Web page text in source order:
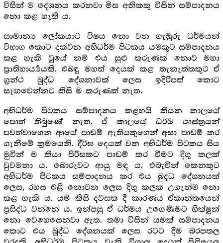
විසින් ම දේශනය කරනවා මිස අනිකකු විසින් සම්පාදනය
නො කළ හැකි ය.
සාමාන්‍ය ලෝකයාට විෂය නො වන ගැඹුරු ධර්මයන්
විභාග කොට දක්වන අභිධර්ම පිටකය යමකුට සම්පාදනය
කළ හැකි වූයේ නම් එය සුළු කරුණක් නොව මහා
ප්‍රාතිහාර්‍ය්‍යයකි. එබඳු මහත් දෙයක් කළ තැනැත්තකුට ඒ
ග්‍ර‍න්ථ බුද්ධ දේශනාවක් ලෙස ඉදිරිපත් කොට
සැඟවෙන්නට කිසි ම කරුණක් නැත.
අභිධර්ම පිටකය සම්පාදනය කළහයි කියන කාලයේ
පොත් තිබුණේ නැත. ඒ කාලයේ ධර්ම ශාස්ත්‍ර‍යන්
පවත්වාගෙන ආයේ පාඩම් ඇතියකුගෙන් අසා පාඩම් කර
ගැනීමේ ක්‍ර‍මයෙනි. දීර්ඝ දෙයක් වන අභිධර්ම පිටකය සිය
මුවින් ම කියා පිරිසකට පාඩම් කර වීමට දිගු කලක්
වුවමනා ය. බොරුවට ආයු මඳ ය. එබැවින් කෙනකුට
අභිධර්ම පිටකය සම්පාදනය කර එය බුද්ධ දේශනයක්
ලෙස, රහස එළි නොවන ලෙස දිගු කලක් උගැන්ම නො
කළ හැකි ය. යම් කිසි දවසක දී කාරණය ඒකාන්තයෙන්
ප්‍ර‍සිද්ධ වන්නේ ය. ඉන්පසු ඒ ධර්මය උගෙණීමට භික්ෂූන්
නො වෙහෙසෙනවා ඇත. තමා විසින් යමක් සම්පාදනය
කොට එය බුද්ධ දේශනයක් ලෙස රටට දීම බරපතල